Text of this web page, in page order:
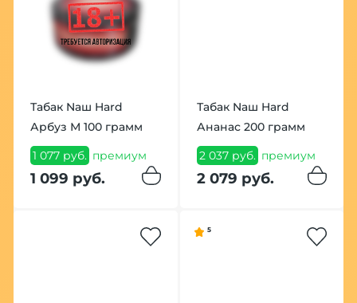
Табак Nаш Hard
Арбуз М 100 грамм
1 077 руб. премиум
1 099 руб.
Табак Nаш Hard
Ананас 200 грамм
2 037 руб. премиум
2 079 руб.
5